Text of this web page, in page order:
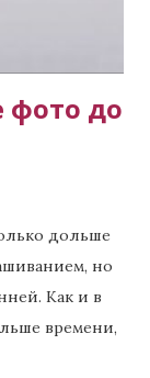
фото до
дольше
но
Как и в
времени,